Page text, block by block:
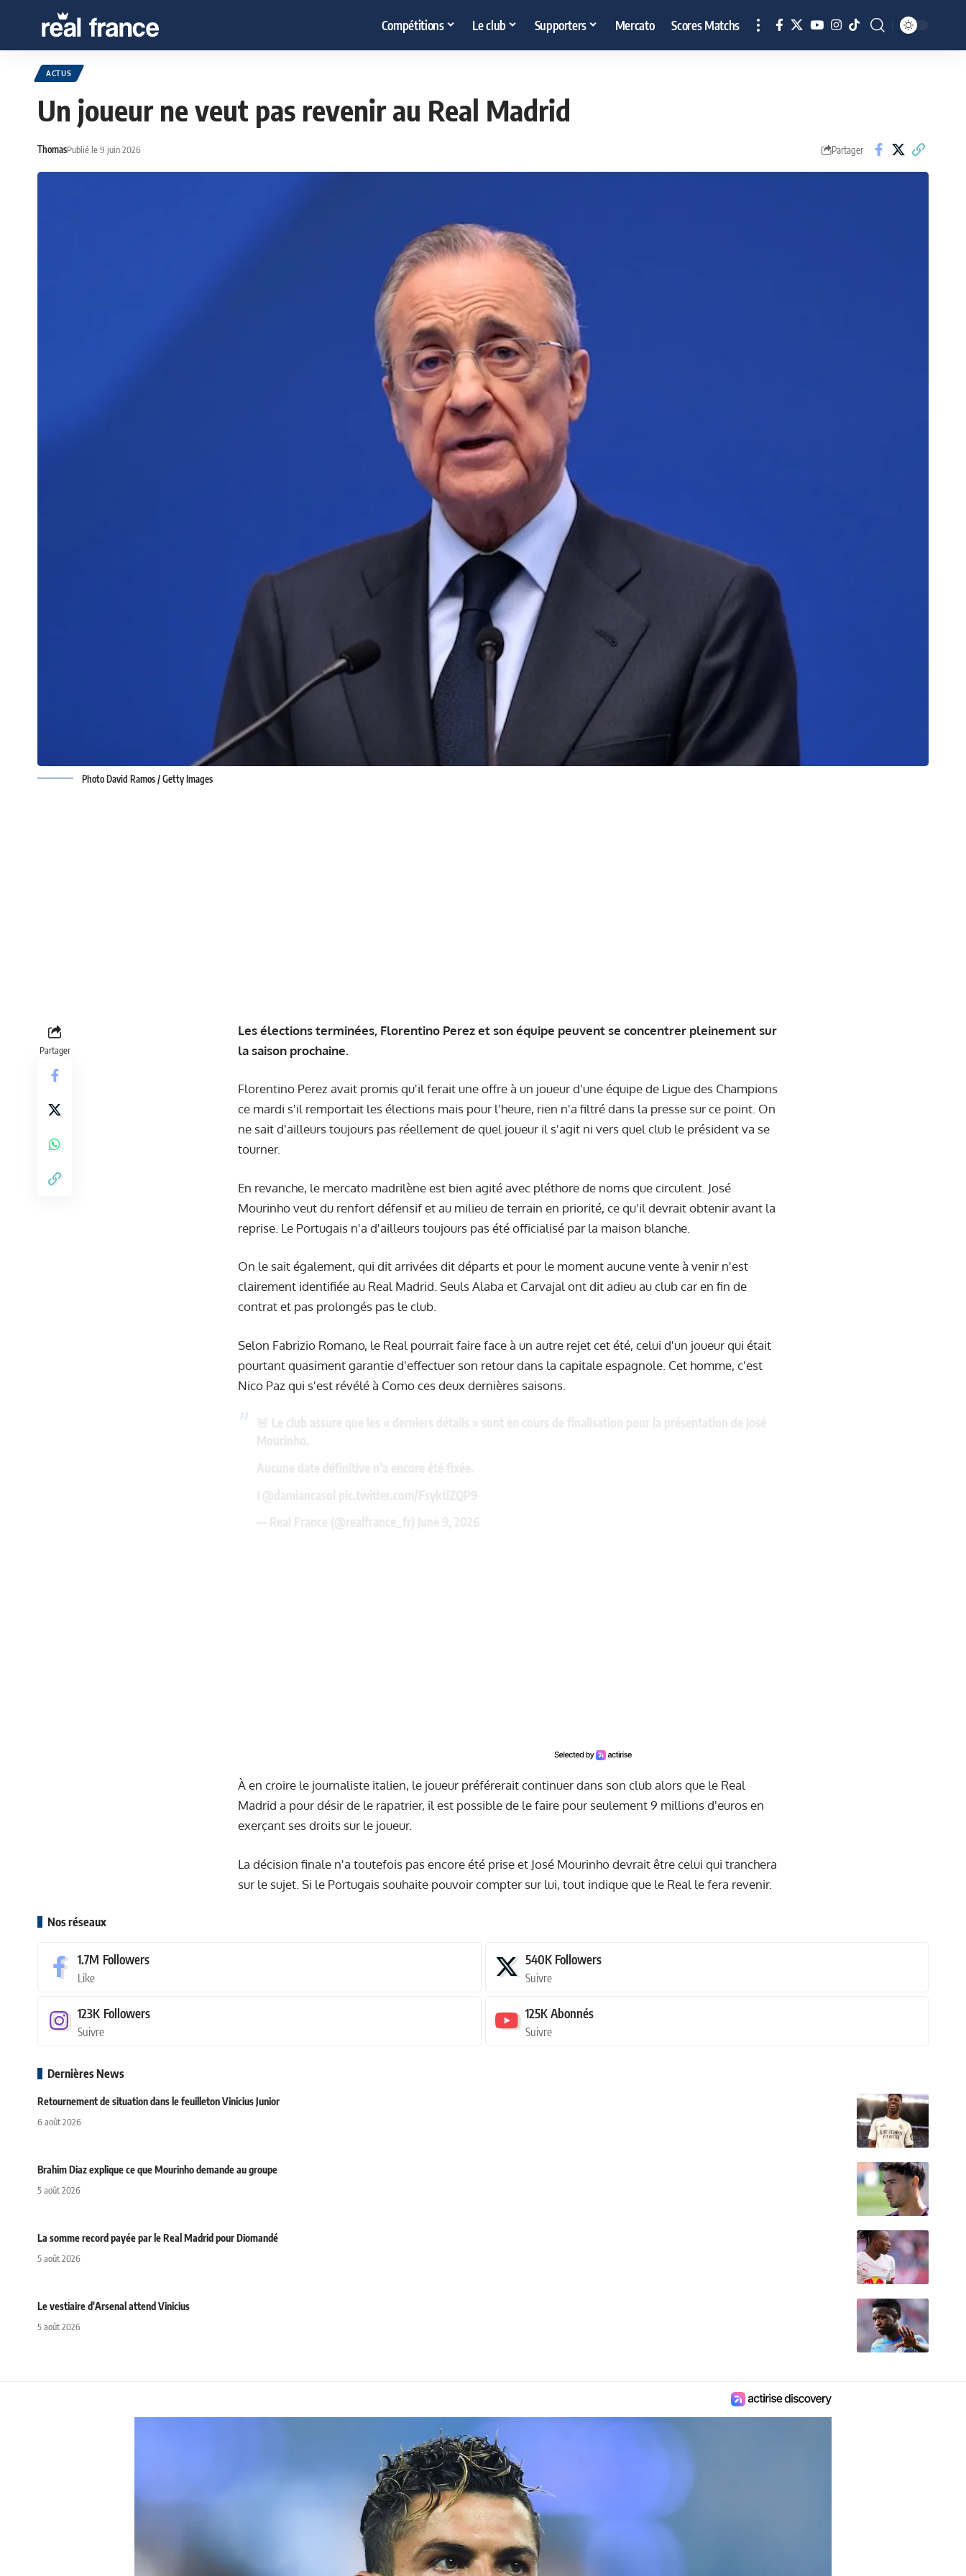
Compétitions Le club Supporters Mercato Scores Matchs
ACTUS
Un joueur ne veut pas revenir au Real Madrid
ThomasPublié le 9 juin 2026 Partager
Photo David Ramos / Getty Images
Partager
Les élections terminées, Florentino Perez et son équipe peuvent se concentrer pleinement sur
la saison prochaine.
Florentino Perez avait promis qu'il ferait une offre à un joueur d'une équipe de Ligue des Champions
ce mardi s'il remportait les élections mais pour l'heure, rien n'a filtré dans la presse sur ce point. On
ne sait d'ailleurs toujours pas réellement de quel joueur il s'agit ni vers quel club le président va se
tourner.
En revanche, le mercato madrilène est bien agité avec pléthore de noms que circulent. José
Mourinho veut du renfort défensif et au milieu de terrain en priorité, ce qu'il devrait obtenir avant la
reprise. Le Portugais n'a d'ailleurs toujours pas été officialisé par la maison blanche.
On le sait également, qui dit arrivées dit départs et pour le moment aucune vente à venir n'est
clairement identifiée au Real Madrid. Seuls Alaba et Carvajal ont dit adieu au club car en fin de
contrat et pas prolongés pas le club.
Selon Fabrizio Romano, le Real pourrait faire face à un autre rejet cet été, celui d'un joueur qui était
pourtant quasiment garantie d'effectuer son retour dans la capitale espagnole. Cet homme, c'est
Nico Paz qui s'est révélé à Como ces deux dernières saisons.
À en croire le journaliste italien, le joueur préférerait continuer dans son club alors que le Real
Madrid a pour désir de le rapatrier, il est possible de le faire pour seulement 9 millions d'euros en
exerçant ses droits sur le joueur.
La décision finale n'a toutefois pas encore été prise et José Mourinho devrait être celui qui tranchera
sur le sujet. Si le Portugais souhaite pouvoir compter sur lui, tout indique que le Real le fera revenir.
Nos réseaux
1.7M Followers
Like
540K Followers
Suivre
123K Followers
Suivre
125KAbonnés
Suivre
Dernières News
Retournement de situation dans le feuilleton Vinicius Junior
6 août 2026
Brahim Diaz explique ce que Mourinho demande au groupe
5 août 2026
La somme record payée par le Real Madrid pour Diomandé
5 août 2026
Le vestiaire d'Arsenal attend Vinicius
5 août 2026